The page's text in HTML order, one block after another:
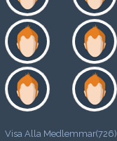
Visa Alla Medlemmar(726)